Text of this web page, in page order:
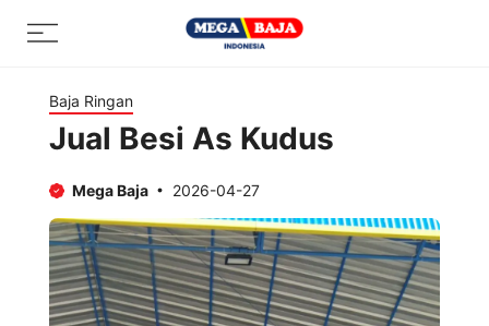
Menu
Baja Ringan
Jual Besi As Kudus
Mega Baja 2026-04-27